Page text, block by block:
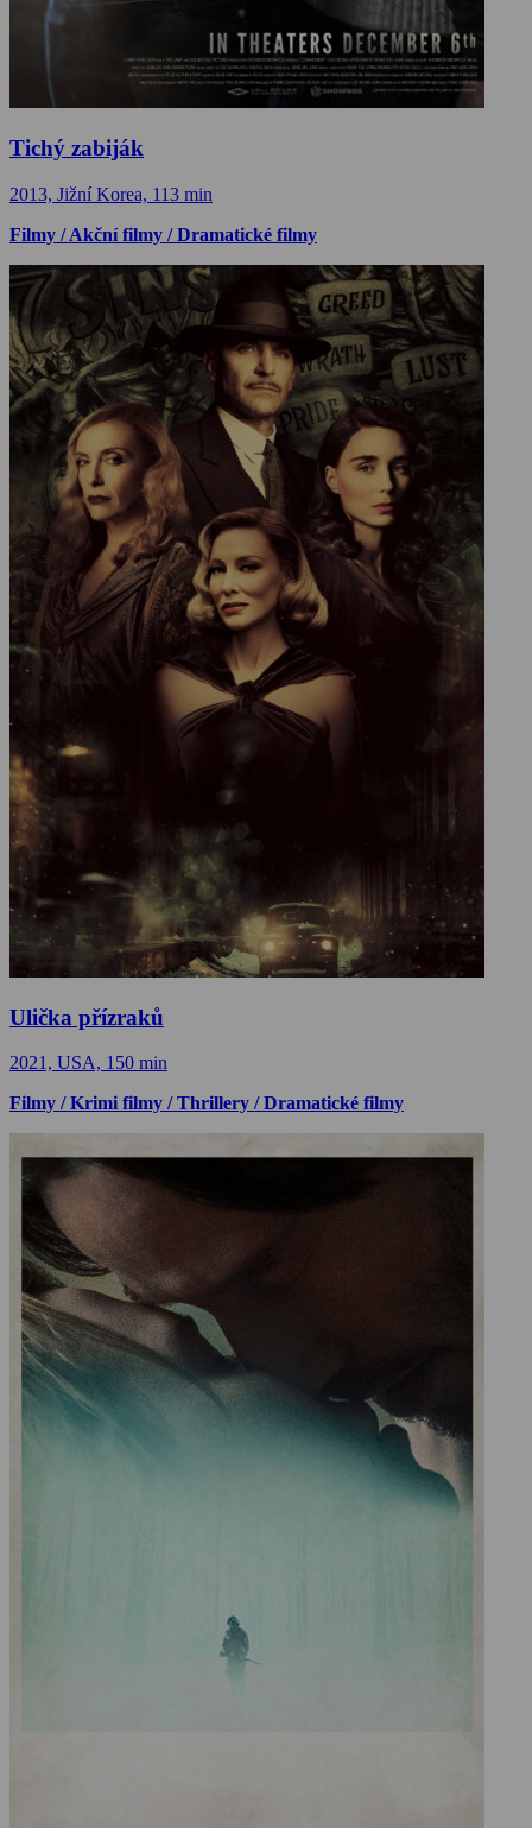
Tichý zabiják
2013, Jižní Korea, 113 min
Filmy / Akční filmy / Dramatické filmy
Ulička přízraků
2021, USA, 150 min
Filmy / Krimi filmy / Thrillery / Dramatické filmy